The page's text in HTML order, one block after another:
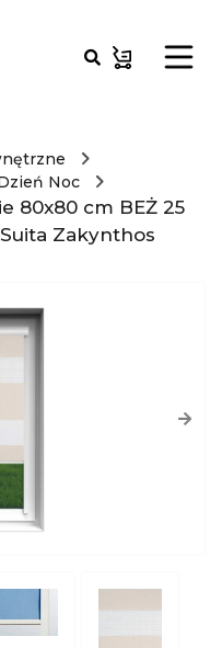
Noc
80x80 cm BEŻ 25
Zakynthos